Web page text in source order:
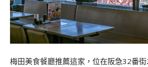
梅田美食餐廳推薦這家，位在阪急32番